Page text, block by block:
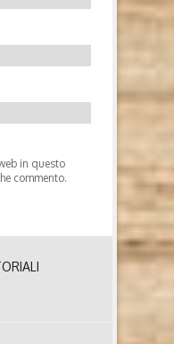
in questo
commento.